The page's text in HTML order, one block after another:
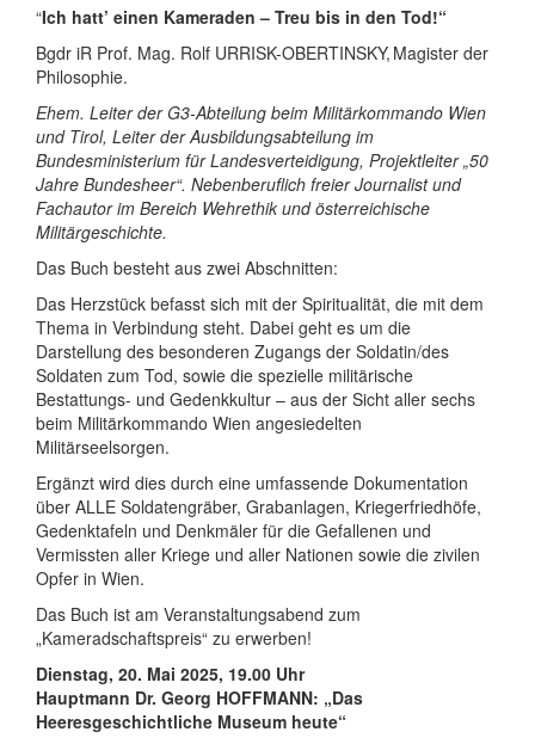
“Ich hatt’ einen Kameraden – Treu bis in den Tod!“
Bgdr iR Prof. Mag. Rolf URRISK-OBERTINSKY, Magister der
Philosophie.
Ehem. Leiter der G3-Abteilung beim Militärkommando Wien
und Tirol, Leiter der Ausbildungsabteilung im
Bundesministerium für Landesverteidigung, Projektleiter „50
Jahre Bundesheer“. Nebenberuflich freier Journalist und
Fachautor im Bereich Wehrethik und österreichische
Militärgeschichte.
Das Buch besteht aus zwei Abschnitten:
Das Herzstück befasst sich mit der Spiritualität, die mit dem
Thema in Verbindung steht. Dabei geht es um die
Darstellung des besonderen Zugangs der Soldatin/des
Soldaten zum Tod, sowie die spezielle militärische
Bestattungs- und Gedenkkultur – aus der Sicht aller sechs
beim Militärkommando Wien angesiedelten
Militärseelsorgen.
Ergänzt wird dies durch eine umfassende Dokumentation
über ALLE Soldatengräber, Grabanlagen, Kriegerfriedhöfe,
Gedenktafeln und Denkmäler für die Gefallenen und
Vermissten aller Kriege und aller Nationen sowie die zivilen
Opfer in Wien.
Das Buch ist am Veranstaltungsabend zum
„Kameradschaftspreis“ zu erwerben!
Dienstag, 20. Mai 2025, 19.00 Uhr
Hauptmann Dr. Georg HOFFMANN: „Das
Heeresgeschichtliche Museum heute“